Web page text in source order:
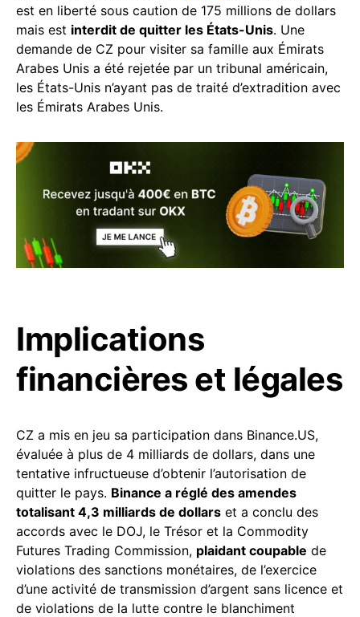
est en liberté sous caution de 175 millions de dollars
mais est interdit de quitter les États-Unis. Une
demande de CZ pour visiter sa famille aux Émirats
Arabes Unis a été rejetée par un tribunal américain,
les États-Unis n’ayant pas de traité d’extradition avec
les Émirats Arabes Unis.
Implications
financières et légales
CZ a mis en jeu sa participation dans Binance.US,
évaluée à plus de 4 milliards de dollars, dans une
tentative infructueuse d’obtenir l’autorisation de
quitter le pays. Binance a réglé des amendes
totalisant 4,3 milliards de dollars et a conclu des
accords avec le DOJ, le Trésor et la Commodity
Futures Trading Commission, plaidant coupable de
violations des sanctions monétaires, de l’exercice
d’une activité de transmission d’argent sans licence et
de violations de la lutte contre le blanchiment